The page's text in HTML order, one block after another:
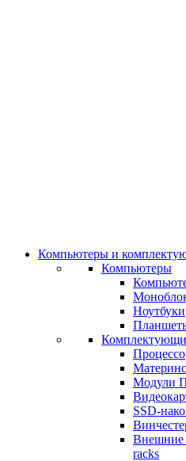
Компьютеры и
Компьютеры
Ноутбуки
Модули
SSD-
Внешние
racks